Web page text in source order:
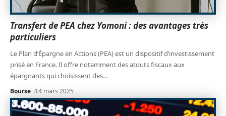
Transfert de PEA chez Yomoni : des avantages très
particuliers
Le Plan d’Épargne en Actions (PEA) est un dispositif d’investissement
prisé en France. Il offre notamment des atouts fiscaux aux
épargnants qui choisissent des…
Bourse 14 mars 2025